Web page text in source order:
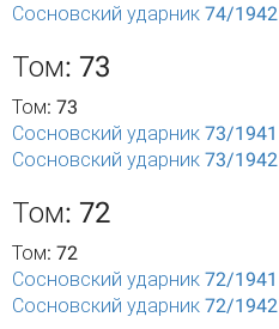
Сосновский ударник 74/1942
Том: 73
Том: 73
Сосновский ударник 73/1941
Сосновский ударник 73/1942
Том: 72
Том: 72
Сосновский ударник 72/1941
Сосновский ударник 72/1942